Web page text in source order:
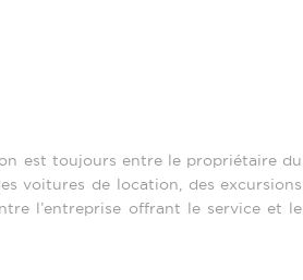
est toujours entre le propriétaire du
voitures de location, des excursions
l’entreprise offrant le service et le